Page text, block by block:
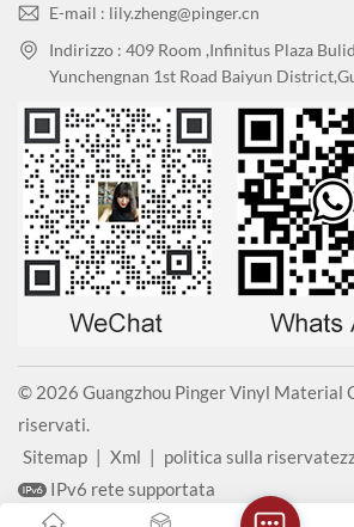
E-mail : lily.zheng@pinger.cn
Indirizzo : 409 Room ,Infinitus Plaza
Yunchengnan 1st Road Baiyun
© 2026 Guangzhou Pinger Vinyl Material
riservati.
Sitemap | Xml | politica sulla
IPv6 rete supportata